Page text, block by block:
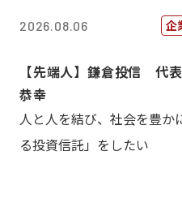
2026.08.06 企
【先端人】鎌倉投信 代
恭幸
人と人を結び、社会を豊か
る投資信託」をしたい